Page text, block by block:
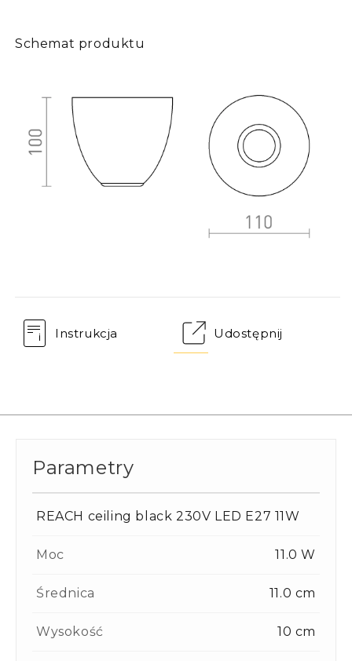
Schemat produktu
Instrukcja Udostępnij
Parametry
REACH ceiling black 230V LED E27 11W
Moc 11.0 W
Średnica 11.0 cm
Wysokość 10 cm